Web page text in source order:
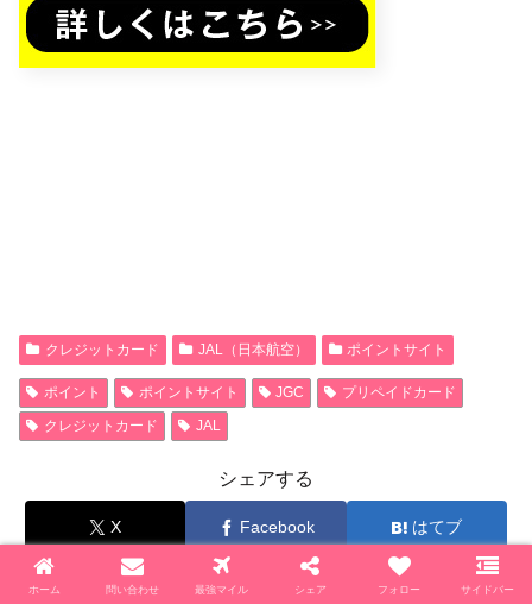
クレジットカード JAL（日本航空） ポイントサイト
ポイント ポイントサイト JGC
プリペイドカード
クレジットカード
JAL
シェアする
X Facebook はてブ
LINE
ホーム 問い合わせ 最強マイル シェア フォロー サイドバー